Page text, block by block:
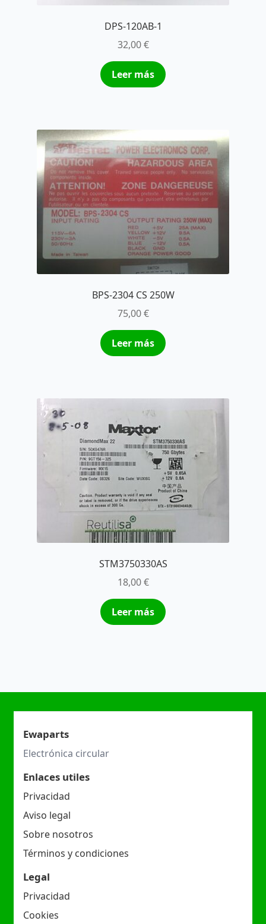
DPS-120AB-1
32,00€
Leer más
BPS-2304 CS 250W
75,00€
Leer más
STM3750330AS
18,00€
Leer más
Ewaparts
Electrónica circular
Enlaces utiles
Privacidad
Aviso legal
Sobre nosotros
Términos y condiciones
Legal
Privacidad
Cookies